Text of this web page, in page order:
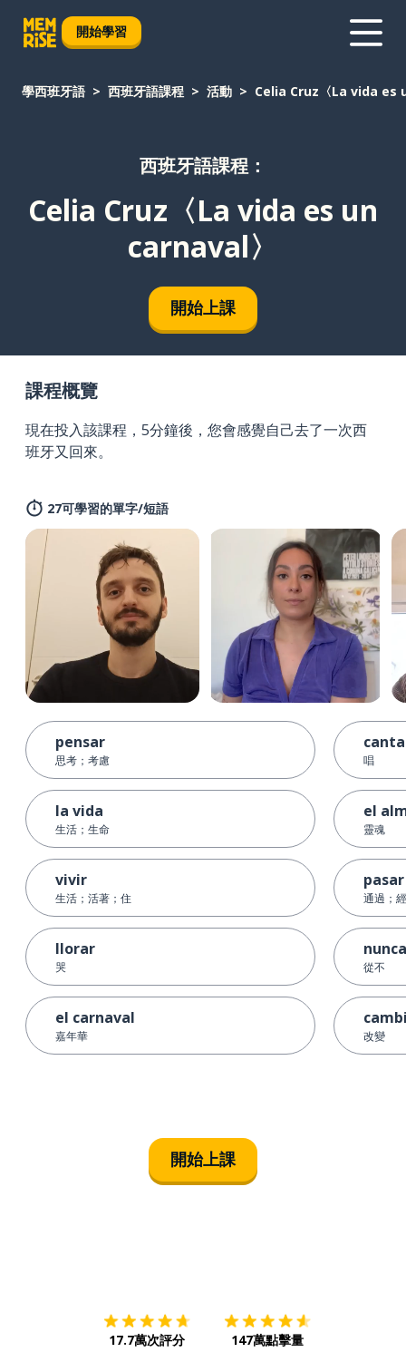
開始學習
學西班牙語 西班牙語課程 活動 Celia Cruz〈La vida es
西班牙語課程：
Celia Cruz〈La vida es un
carnaval〉
開始上課
課程概覽
現在投入該課程，5分鐘後，您會感覺自己去了一次西
班牙又回來。
27可學習的單字/短語
pensar
思考；考慮
la vida
生活；生命
vivir
生活；活著；住
llorar
哭
el carnaval
嘉年華
唱
el
靈魂
pasar
通過；
nunca
從不
改變
開始上課
17.7萬次評分 147萬點擊量